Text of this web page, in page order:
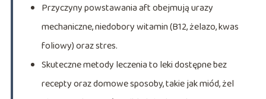
Przyczyny powstawania aft obejmują urazy
mechaniczne, niedobory witamin (B12, żelazo, kwas
foliowy) oraz stres.
Skuteczne metody leczenia to leki dostępne bez
recepty oraz domowe sposoby, takie jak miód, żel